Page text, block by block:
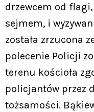
drzewcem od
sejmem, i
została zrzucona
polecenie Policji
terenu kościoła
policjantów przez
tożsamości.